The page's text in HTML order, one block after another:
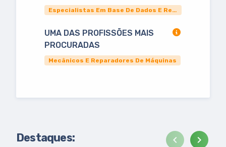
Especialistas Em Base De Dados E Redes
UMA DAS PROFISSÕES MAIS
PROCURADAS
Mecânicos E Reparadores De Máquinas
Destaques: chevron_left chevron_right